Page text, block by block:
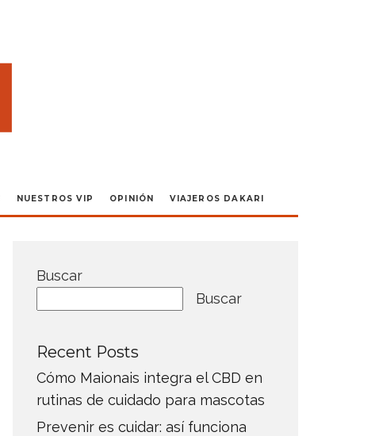
NUESTROS VIP OPINIÓN VIAJEROS DAKARI
Buscar
Buscar
Recent Posts
Cómo Maionais integra el CBD en
rutinas de cuidado para mascotas
Prevenir es cuidar: así funciona